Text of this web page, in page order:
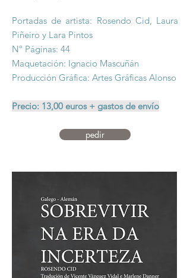
Portadas de artista: Rosendo Cid, Laura
Piñeiro y Lara Pintos
Nº Páginas: 44
Maquetación: Ignacio Mascuñán
Producción Gráfica: Artes Gráficas Alonso
Precio: 13,00 euros + gastos de envío
pedir